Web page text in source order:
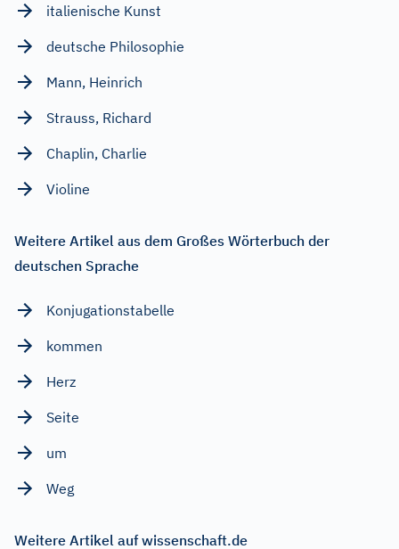
italienische Kunst
deutsche Philosophie
Mann, Heinrich
Strauss, Richard
Chaplin, Charlie
Violine
Weitere Artikel aus dem Großes Wörterbuch der
deutschen Sprache
Konjugationstabelle
kommen
Herz
Seite
um
Weg
Weitere Artikel auf wissenschaft.de